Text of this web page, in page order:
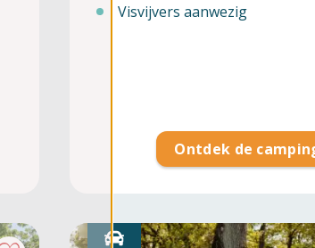
Visvijvers aanwezig
Ontdek de